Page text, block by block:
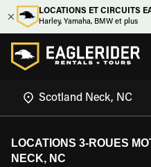
LOCATIONS ET CIRCUITS
Harley, Yamaha, BMW et plus
LOCATIONS 3-ROUES
NECK, NC